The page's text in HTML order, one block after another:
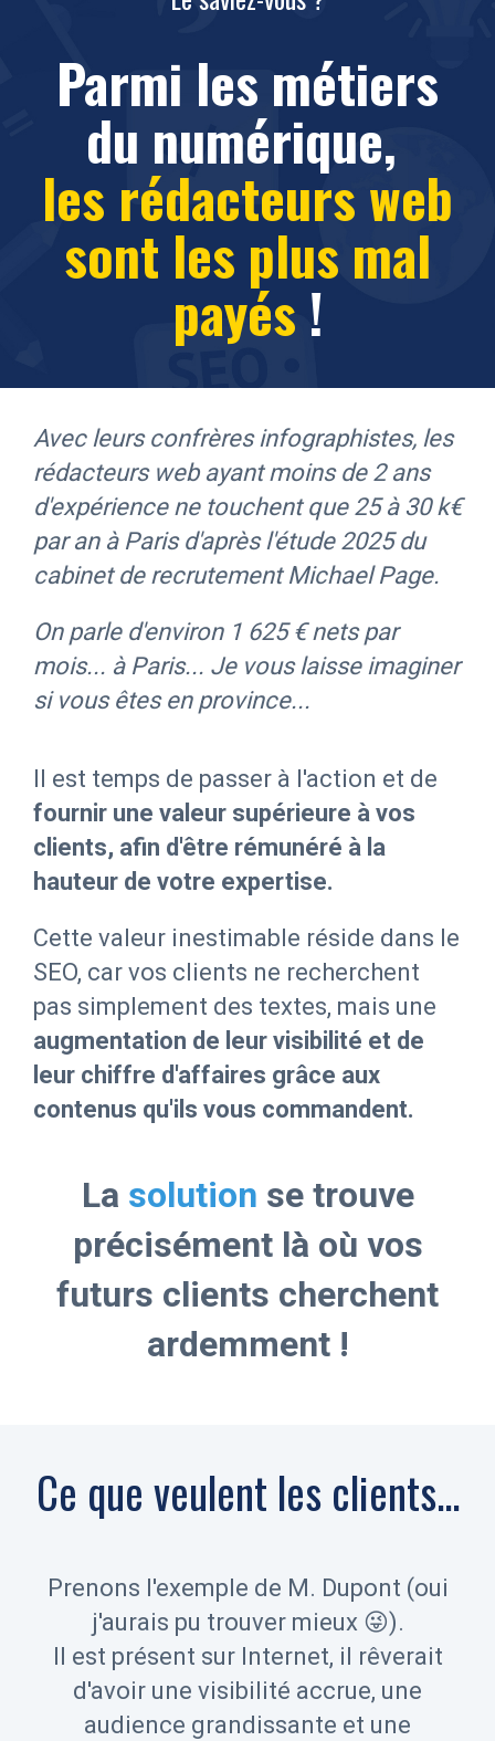
Parmi les métiers
du numérique,
les rédacteurs web
sont les plus mal
payés !
Avec leurs confrères infographistes, les
rédacteurs web ayant moins de 2 ans
d'expérience ne touchent que 25 à 30 k€
par an à Paris d'après l'étude 2025 du
cabinet de recrutement Michael Page.
On parle d'environ 1 625 € nets par
mois... à Paris... Je vous laisse imaginer
si vous êtes en province...
Il est temps de passer à l'action et de
fournir une valeur supérieure à vos
clients, afin d'être rémunéré à la
hauteur de votre expertise.
Cette valeur inestimable réside dans le
SEO, car vos clients ne recherchent
pas simplement des textes, mais une
augmentation de leur visibilité et de
leur chiffre d'affaires grâce aux
contenus qu'ils vous commandent.
La solution se trouve
précisément là où vos
futurs clients cherchent
ardemment !
Ce que veulent les clients...
Prenons l'exemple de M. Dupont (oui
j'aurais pu trouver mieux 😜).
Il est présent sur Internet, il rêverait
d'avoir une visibilité accrue, une
audience grandissante et une